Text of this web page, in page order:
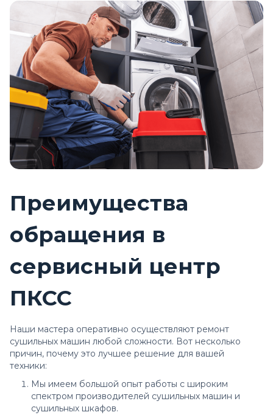
Преимущества
обращения в
сервисный центр
ПКСС
Наши мастера оперативно осуществляют ремонт
сушильных машин любой сложности. Вот несколько
причин, почему это лучшее решение для вашей
техники:
Мы имеем большой опыт работы с широким
спектром производителей сушильных машин и
сушильных шкафов.